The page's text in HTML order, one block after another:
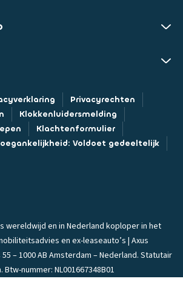
Privacyrechten
Klokkenluidersmelding
Klachtenformulier
Voldoet gedeeltelijk
wereldwijd en in Nederland koploper in het
en ex-leaseauto’s | Axus
55 – 1000 AB Amsterdam – Nederland. Statutair
nummer: NL001667348B01